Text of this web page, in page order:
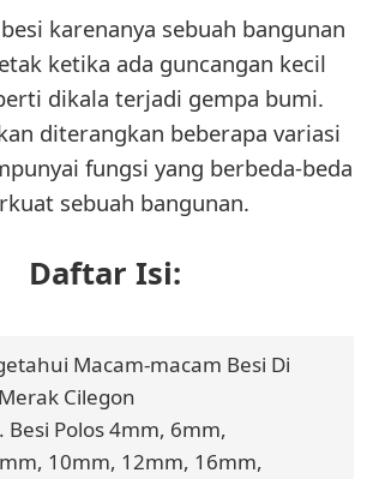
karenanya sebuah bangunan
ketika ada guncangan kecil
dikala terjadi gempa bumi.
diterangkan beberapa variasi
fungsi yang berbeda-beda
sebuah bangunan.
Daftar Isi:
Macam-macam Besi Di
Cilegon
Besi Polos 4mm, 6mm,
10mm, 12mm, 16mm,